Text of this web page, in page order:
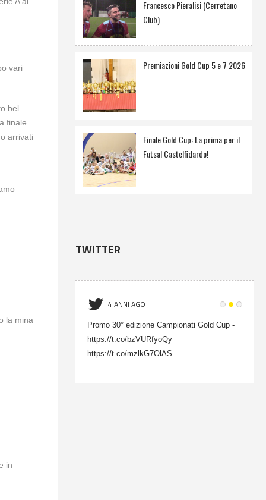
vari
bel
finale
arrivati
la mina
in
Francesco Pieralisi (Cerretano
Club)
Premiazioni Gold Cup 5 e 7 2026
Finale Gold Cup: La prima per il
Futsal Castelfidardo!
TWITTER
Gold Cup -
4 ANNI AGO
Promo 30° edizione Campionati Gold Cup -
https://t.co/bzVURfyoQy
https://t.co/mzlkG7OlAS